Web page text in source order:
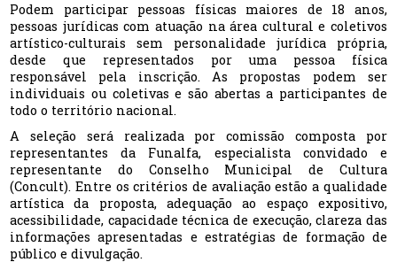
Podem participar pessoas físicas maiores de 18 anos,
pessoas jurídicas com atuação na área cultural e coletivos
artístico-culturais sem personalidade jurídica própria,
desde que representados por uma pessoa física
responsável pela inscrição. As propostas podem ser
individuais ou coletivas e são abertas a participantes de
todo o território nacional.
A seleção será realizada por comissão composta por
representantes da Funalfa, especialista convidado e
representante do Conselho Municipal de Cultura
(Concult). Entre os critérios de avaliação estão a qualidade
artística da proposta, adequação ao espaço expositivo,
acessibilidade, capacidade técnica de execução, clareza das
informações apresentadas e estratégias de formação de
público e divulgação.